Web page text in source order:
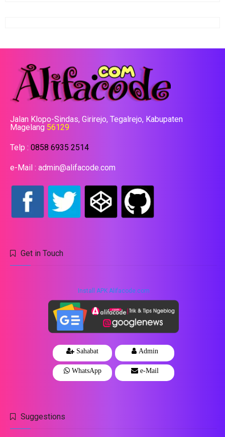
Jalan Klopo-Sindas, Girirejo, Tegalrejo, Kabupaten
Magelang 56129
Telp : 0858 6935 2514
e-Mail : admin@alifacode.com
Get in Touch
Install APK Alifacode.com
Sahabat Admin
WhatsApp e-Mail
Suggestions